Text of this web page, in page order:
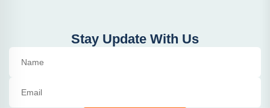
Stay Update With Us